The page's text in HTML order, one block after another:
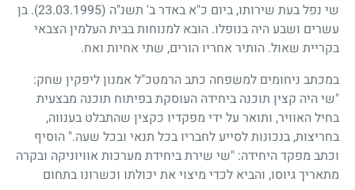
שי נפל בעת שירותו, ביום כ"א באדר ב' תשנ"ה (23.03.1995). בן
עשרים ושבע היה בנופלו. הובא למנוחות בבית העלמין הצבאי
בקריית שאול. הותיר אחריו הורים, שתי אחיות ואח.
במכתב ניחומים למשפחה כתב הרמטכ"ל אמנון ליפקין שחק:
"שי היה קצין תוכנה ביחידה העוסקת בפיתוח תוכנה מבצעית
בחיל האוויר, ותואר על ידי מפקדיו כקצין שהתבלט בענווה,
בחריצות, בנכונות לסייע לחבריו בכל תנאי ובכל שעה." הוסיף
וכתב מפקד היחידה: "שי שירת ביחידת מערכות אוויוניקה ובקרה
מתאריך גיוסו, והביא לכדי מיצוי את יכולתו וכשרונו בתחום